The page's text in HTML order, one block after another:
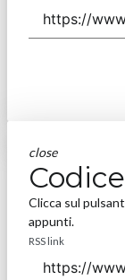
close
Clicca sul
appunti.
RSS link